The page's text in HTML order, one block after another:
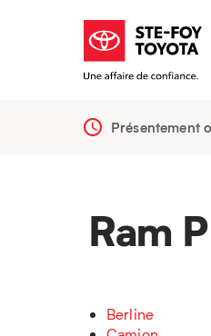
Présentement
Ram
Berline